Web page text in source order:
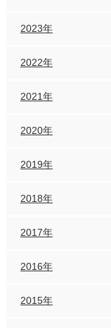
2023年
2022年
2021年
2020年
2019年
2018年
2017年
2016年
2015年